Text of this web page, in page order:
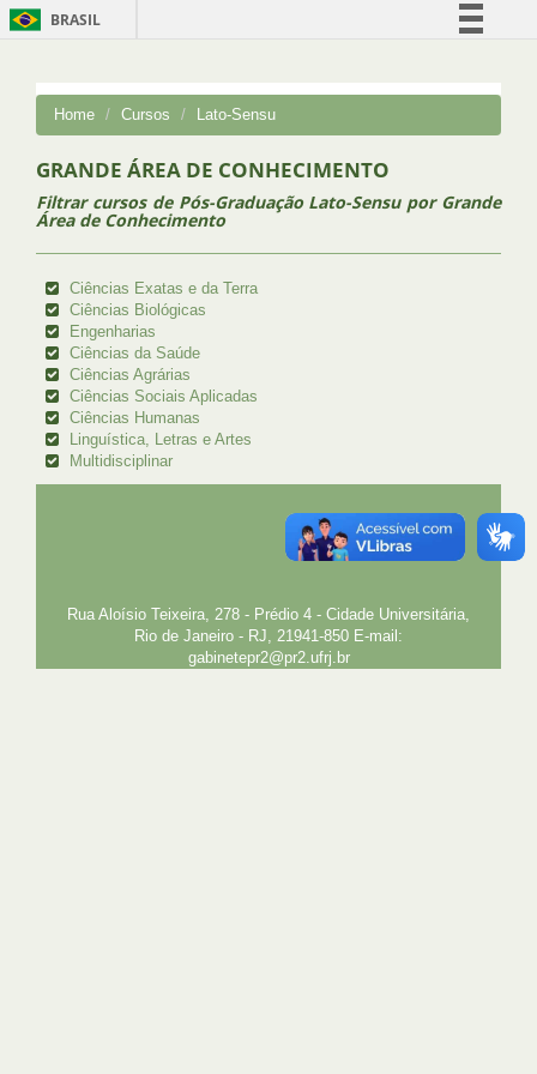
BRASIL
Comunica BR
Acesso à informação
Legislação
Home Cursos Lato-Sensu
GRANDE ÁREA DE CONHECIMENTO
Filtrar cursos de Pós-Graduação Lato-Sensu por Grande
Área de Conhecimento
Ciências Exatas e da Terra
Ciências Biológicas
Engenharias
Ciências da Saúde
Ciências Agrárias
Ciências Sociais Aplicadas
Ciências Humanas
Linguística, Letras e Artes
Multidisciplinar
GRADUAÇÃO
PLANEJAMENTO E DESENVOLVIMENTO
PESSOAL
GESTÃO E GOVERNANÇA
PREFEITURA
Rua Aloísio Teixeira, 278 - Prédio 4 - Cidade Universitária,
Rio de Janeiro - RJ, 21941-850 E-mail:
gabinetepr2@pr2.ufrj.br